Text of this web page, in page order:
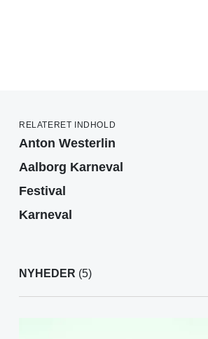
RELATERET INDHOLD
Anton Westerlin
Aalborg Karneval
Festival
Karneval
NYHEDER (5)